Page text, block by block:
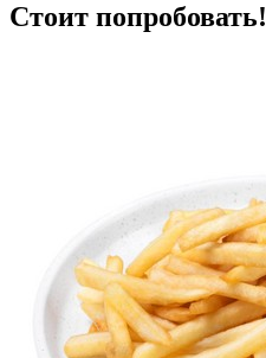
Стоит попробовать!